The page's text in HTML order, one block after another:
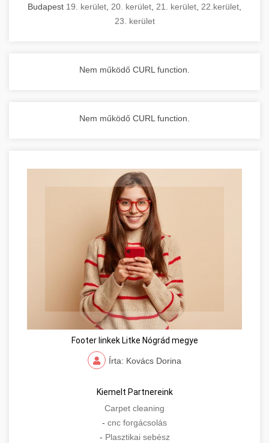
Budapest 19. kerület 20. kerület 21. kerület 22.kerület
23. kerület
Nem működő CURL function.
Nem működő CURL function.
Footer linkek Litke Nógrád megye
Írta: Kovács Dorina
Kiemelt Partnereink
Carpet cleaning
- cnc forgácsolás
- Plasztikai sebész